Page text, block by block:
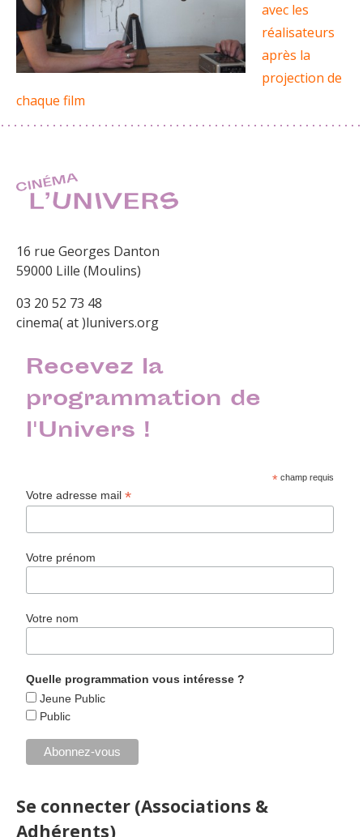
avec les
réalisateurs
après la
projection de
chaque film
16 rue Georges Danton
59000 Lille (Moulins)
03 20 52 73 48
cinema( at )lunivers.org
Recevez la
programmation de
l'Univers !
* champ requis
Votre adresse mail*
Votre prénom
Votre nom
Quelle programmation vous intéresse ?
Jeune Public
Public
Se connecter (Associations &
Adhérents)